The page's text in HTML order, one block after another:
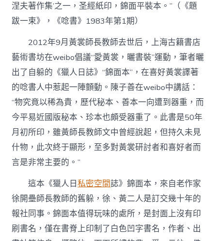
涅夫著作集’之一，圣經紙印，錦面平裝本。”（《題
跋一束》，《唸書》1983年第1期）
2012年9月黃裳師長教師去世后，上海古籍書店
藝術書坊在weibo倡議“愛黃裳，曬書裝”運動，筆者曬
出了自躲的《獵人日誌》“錦面本”，在喜好黃裳譯著
的唸書人中惹起一陣顫動。陳子善在weibo中講話：
“物究竟以稀為貴，歷代秘本、善本一向遭到器重，而
今平易近國版秘本、珍本也頗受器重了。此書是50年
月初所印，雖黃師長教師文中曾經說起，但持久未見
什物，此次終于顯形，至多對黃裳研討者和喜好者而
言是非常主要的。”
這本《獵人日私密空間誌》錦面本，來自老作家
徐開壘師長教師的舊躲，徐、黃二人是訂交幾十年的
報社同事。錦面本值得玩味的處所，是封面上沒有印
刷書名，僅在書脊上印制了白色凹字書名，作者、出